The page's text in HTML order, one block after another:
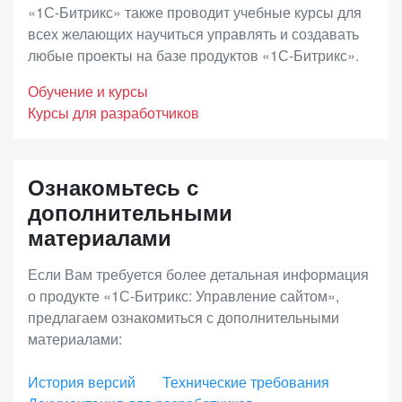
онлайн-продаж, повышения конверсии и
доходности. В дополнение к преимуществам
возможность построения дилерских продаж,
запустить программу лояльности и
аффилиатские программы, использовать
расширенную отчетность.
«Энтерпрайз»– лицензия с максимальной
функциональностью для средних и крупных
интернет-магазинов, региональных и
федеральных сетей. Позволяет выстраивать
подтверждение правомерности использования
программного продукта клиентом по истечению
программный продукт (по статье 1281 ГК РФ).
«1С-Битрикс» также проводит учебные курсы для
всех желающих научиться управлять и создавать
любые проекты на базе продуктов «1С-Битрикс».
Обучение и курсы
Курсы для разработчиков
Ознакомьтесь с
дополнительными
материалами
Если Вам требуется более детальная информация
о продукте «1С-Битрикс: Управление сайтом»,
предлагаем ознакомиться с дополнительными
материалами:
История версий
Технические требования